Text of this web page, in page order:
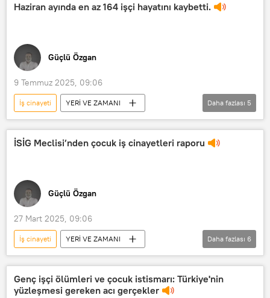
Haziran ayında en az 164 işçi hayatını kaybetti.
Güçlü Özgan
9 Temmuz 2025, 09:06
İş cinayeti
YERİ VE ZAMANI
Radyo Sputnik
Radyo
RADYO
Güçlü Özgan İSİG
Daha fazlası 5
İSİG Meclisi’nden çocuk iş cinayetleri raporu
Güçlü Özgan
27 Mart 2025, 09:06
İş cinayeti
YERİ VE ZAMANI
Radyo Sputnik
Radyo
RADYO
Güçlü Özgan
çocuk işçiliği
İSİG
Daha fazlası 6
Genç işçi ölümleri ve çocuk istismarı: Türkiye'nin
yüzleşmesi gereken acı gerçekler